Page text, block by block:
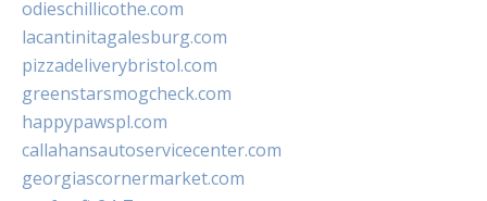
odieschillicothe.com
lacantinitagalesburg.com
pizzadeliverybristol.com
greenstarsmogcheck.com
happypawspl.com
callahansautoservicecenter.com
georgiascornermarket.com